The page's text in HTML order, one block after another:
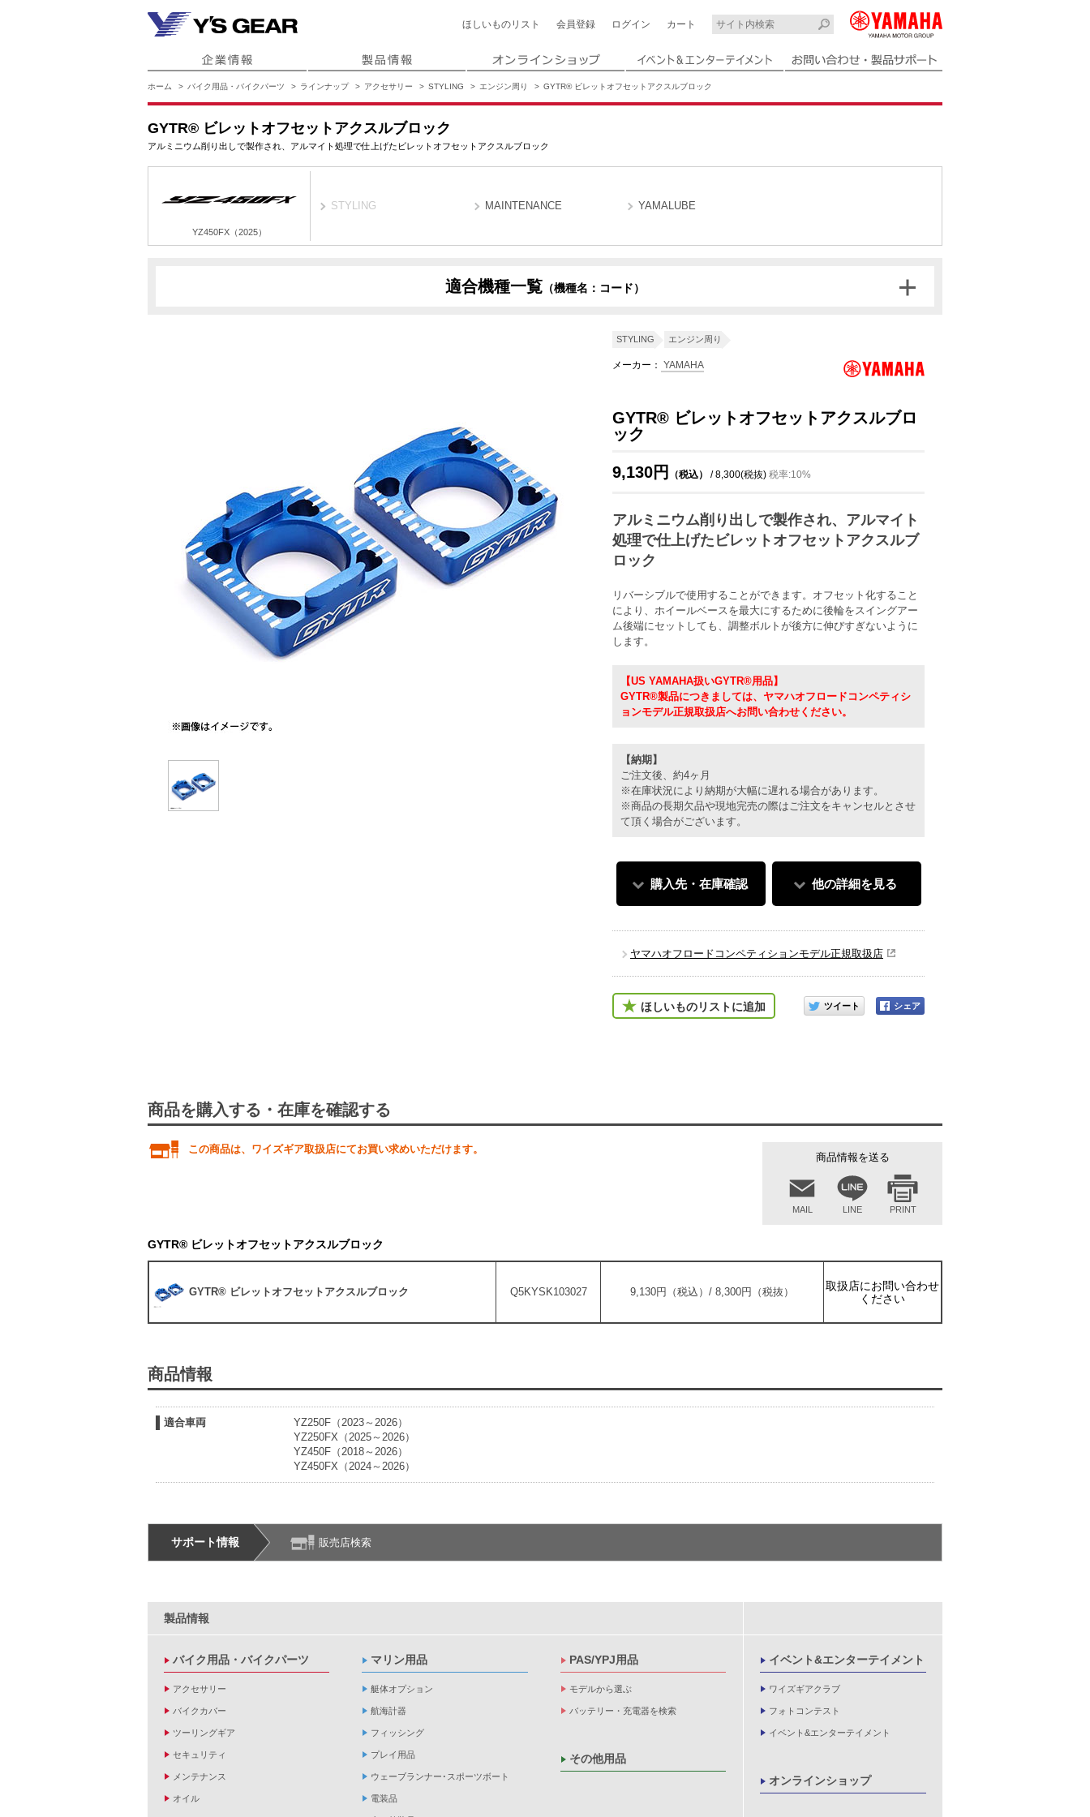
ほしいもの リスト 会員登録 ログイン カート
ホーム バイク用品・バイクパーツ ラインナップ アクセサリー STYLING エンジン周り GYTR® ビレットオフセットアクスルブロック
GYTR® ビレットオフセットアクスルブロック
アルミニウム削り出しで製作され、アルマイト処理で仕上げたビレットオフセットアクスルブロック
YZ450FX（2025）
STYLING MAINTENANCE YAMALUBE
適合機種一覧 （機種名：コード）
STYLING エンジン周り
メーカー： YAMAHA
GYTR® ビレットオフセットアクスルブロ
ック
9,130円 （税込） / 8,300(税抜) 税率:10%
アルミニウム削り出しで製作され、アルマイト
処理で仕上げたビレットオフセットアクスルブ
ロック
リバーシブルで使用することができます。オフセット化すること
により、ホイールベースを最大にするために後輪をスイングアー
ム後端にセットしても、調整ボルトが後方に伸びすぎないように
します。
【US YAMAHA扱いGYTR®用品】
GYTR®製品につきましては、ヤマハオフロードコンペティシ
ョンモデル正規取扱店へお問い合わせください。
【納期】
ご注文後、約4ヶ月
※在庫状況により納期が大幅に遅れる場合があります。
※商品の長期欠品や現地完売の際はご注文をキャンセルとさせ
て頂く場合がございます。
購入先・在庫確認 他の詳細を見る
ヤマハオフロードコンペティションモデル正規取扱店
ほしいものリストに追加
このアイテムをシェアする
商品を購入する・在庫を確認する
商品情報を送る
MAIL LINE PRINT
この商品は、ワイズギア取扱店にてお買い求めいただけます。
GYTR® ビレットオフセットアクスルブロック
GYTR® ビレットオフセットアクスルブロック Q5KYSK103027 9,130円（税込）/ 8,300円（税抜）
取扱店にお問い合わせ
ください
商品情報
適合車両
YZ250F（2023～2026）
YZ250FX（2025～2026）
YZ450F（2018～2026）
YZ450FX（2024～2026）
サポート情報 販売店検索
製品情報
バイク用品・バイクパーツ
アクセサリー
バイクカバー
ツーリングギア
セキュリティ
メンテナンス
オイル
マリン用品
艇体オプション
航海計器
フィッシング
プレイ用品
ウェーブランナー･スポーツボート
電装品
PAS/YPJ用品
モデルから選ぶ
バッテリー・充電器を検索
その他用品
イベント&エンターテイメント
ワイズギアクラブ
フォトコンテスト
イベント&エンターテイメント
オンラインショップ